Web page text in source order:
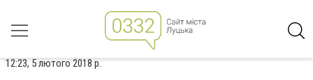
12:23, 5 лютого 2018 р.